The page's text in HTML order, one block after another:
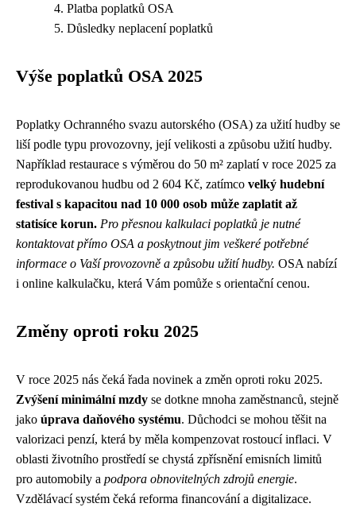
Platba poplatků OSA
Důsledky neplacení poplatků
Výše poplatků OSA 2025
Poplatky Ochranného svazu autorského (OSA) za užití hudby se
liší podle typu provozovny, její velikosti a způsobu užití hudby.
Například restaurace s výměrou do 50 m² zaplatí v roce 2025 za
reprodukovanou hudbu od 2 604 Kč, zatímco velký hudební
festival s kapacitou nad 10 000 osob může zaplatit až
statisíce korun. Pro přesnou kalkulaci poplatků je nutné
kontaktovat přímo OSA a poskytnout jim veškeré potřebné
informace o Vaší provozovně a způsobu užití hudby. OSA nabízí
i online kalkulačku, která Vám pomůže s orientační cenou.
Změny oproti roku 2025
V roce 2025 nás čeká řada novinek a změn oproti roku 2025.
Zvýšení minimální mzdy se dotkne mnoha zaměstnanců, stejně
jako úprava daňového systému. Důchodci se mohou těšit na
valorizaci penzí, která by měla kompenzovat rostoucí inflaci. V
oblasti životního prostředí se chystá zpřísnění emisních limitů
pro automobily a podpora obnovitelných zdrojů energie.
Vzdělávací systém čeká reforma financování a digitalizace.